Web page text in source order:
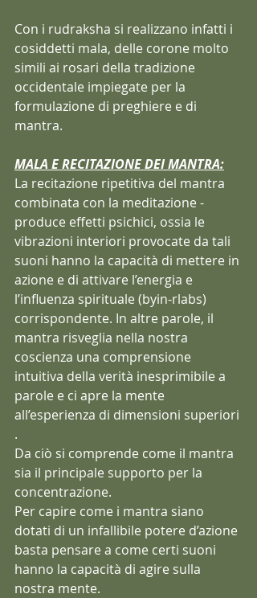
Con i rudraksha si realizzano infatti i
cosiddetti mala, delle corone molto
simili ai rosari della tradizione
occidentale impiegate per la
formulazione di preghiere e di
mantra.
MALA E RECITAZIONE DEI MANTRA:
La recitazione ripetitiva del mantra
combinata con la meditazione -
produce effetti psichici, ossia le
vibrazioni interiori provocate da tali
suoni hanno la capacità di mettere in
azione e di attivare l’energia e
l’influenza spirituale (byin-rlabs)
corrispondente. In altre parole, il
mantra risveglia nella nostra
coscienza una comprensione
intuitiva della verità inesprimibile a
parole e ci apre la mente
all’esperienza di dimensioni superiori
.
Da ciò si comprende come il mantra
sia il principale supporto per la
concentrazione.
Per capire come i mantra siano
dotati di un infallibile potere d’azione
basta pensare a come certi suoni
hanno la capacità di agire sulla
nostra mente.